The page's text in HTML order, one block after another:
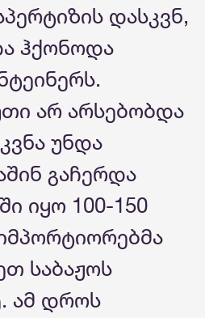
დასკვნ,
ჰქონოდა
არ არსებობდა
უნდა
გაჩერდა
იყო 100-150
საბაჟოს
ამ დროს